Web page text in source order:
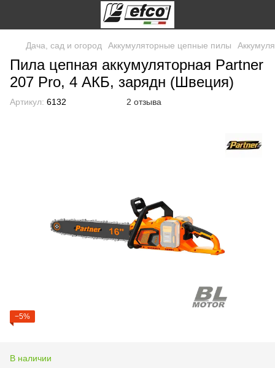
Дача, сад и огород Аккумуляторные цепные пилы
Пила цепная аккумуляторная Partner
207 Pro, 4 АКБ, зарядн (Швеция)
Артикул: 6132 2 отзыва
−5%
В наличии